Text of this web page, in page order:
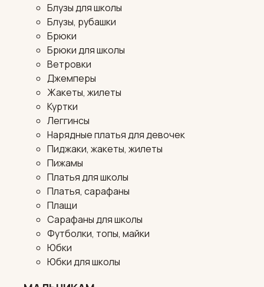
Блузы для школы
Блузы, рубашки
Брюки
Брюки для школы
Ветровки
Джемперы
Жакеты, жилеты
Куртки
Леггинсы
Нарядные платья для девочек
Пиджаки, жакеты, жилеты
Пижамы
Платья для школы
Платья, сарафаны
Плащи
Сарафаны для школы
Футболки, топы, майки
Юбки
Юбки для школы